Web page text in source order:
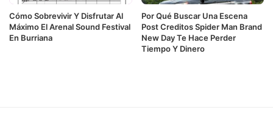
Cómo Sobrevivir Y Disfrutar Al
Máximo El Arenal Sound Festival
En Burriana
Por Qué Buscar Una Escena
Post Creditos Spider Man Brand
New Day Te Hace Perder
Tiempo Y Dinero